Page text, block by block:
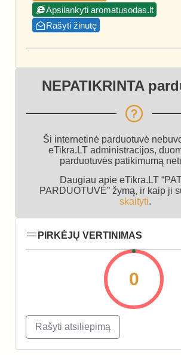
Apsilankyti aromatusodas.lt
Rašyti žinutę
NEPATIKRINTA
Ši internetinė parduotuvė
eTikra.LT administracijos,
parduotuvės patikimumą
Daugiau apie eTikra.LT
PARDUOTUVĖ” žymą, ir kaip ji
skaityti.
PIRKĖJŲ VERTINIMAS
0
Rašyti atsiliepimą